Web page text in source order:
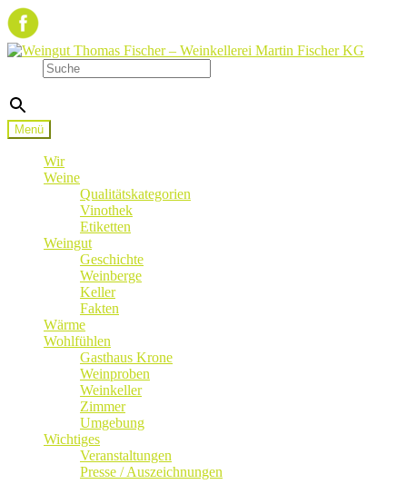
Zur
Navigation
springen
Zum
springen
Menü
Wir
Weine
Qualitätskategorien
Vinothek
Etiketten
Weingut
Geschichte
Weinberge
Keller
Fakten
Wärme
Wohlfühlen
Gasthaus Krone
Weinproben
Weinkeller
Zimmer
Umgebung
Wichtiges
Veranstaltungen
Presse / Auszeichnungen